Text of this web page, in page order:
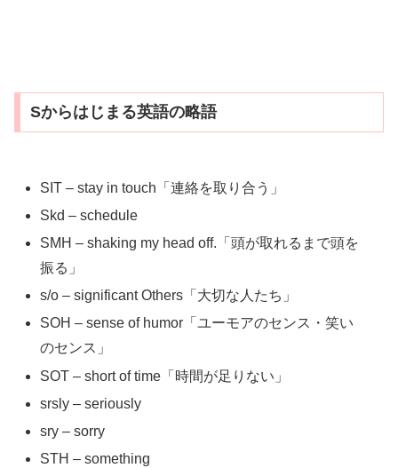
Sからはじまる英語の略語
SIT – stay in touch「連絡を取り合う」
Skd – schedule
SMH – shaking my head off.「頭が取れるまで頭を
振る」
s/o – significant Others「大切な人たち」
SOH – sense of humor「ユーモアのセンス・笑い
のセンス」
SOT – short of time「時間が足りない」
srsly – seriously
sry – sorry
STH – something